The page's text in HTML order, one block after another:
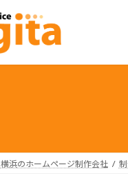
横浜のホームページ制作会社